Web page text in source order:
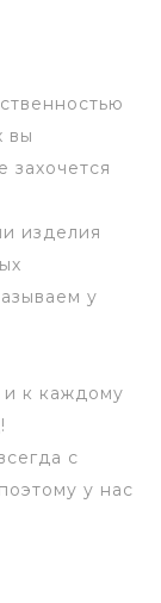
вы
захочется
изделия
у
к каждому
с
у нас